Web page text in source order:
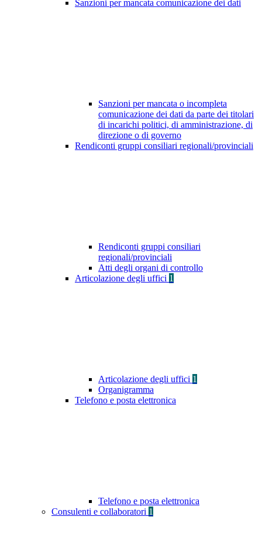
Sanzioni per mancata comunicazione dei dati
Sanzioni per mancata o incompleta
comunicazione dei dati da parte dei titolari
di incarichi politici, di amministrazione, di
direzione o di governo
Rendiconti gruppi consiliari regionali/provinciali
Rendiconti gruppi consiliari
regionali/provinciali
Atti degli organi di controllo
Articolazione degli uffici 1
Articolazione degli uffici 1
Organigramma
Telefono e posta elettronica
Telefono e posta elettronica
Consulenti e collaboratori 1